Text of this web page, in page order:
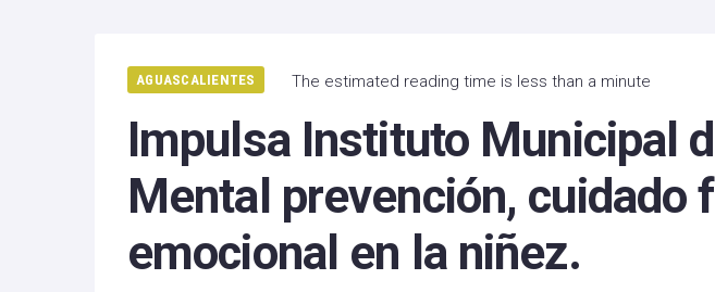
Edo Mex
Hidalgo
Michoacan
Nuevo Leon
AGUASCALIENTES The estimated reading time is less than a minute
Impulsa Instituto Municipal
Mental prevención, cuidado
emocional en la niñez.